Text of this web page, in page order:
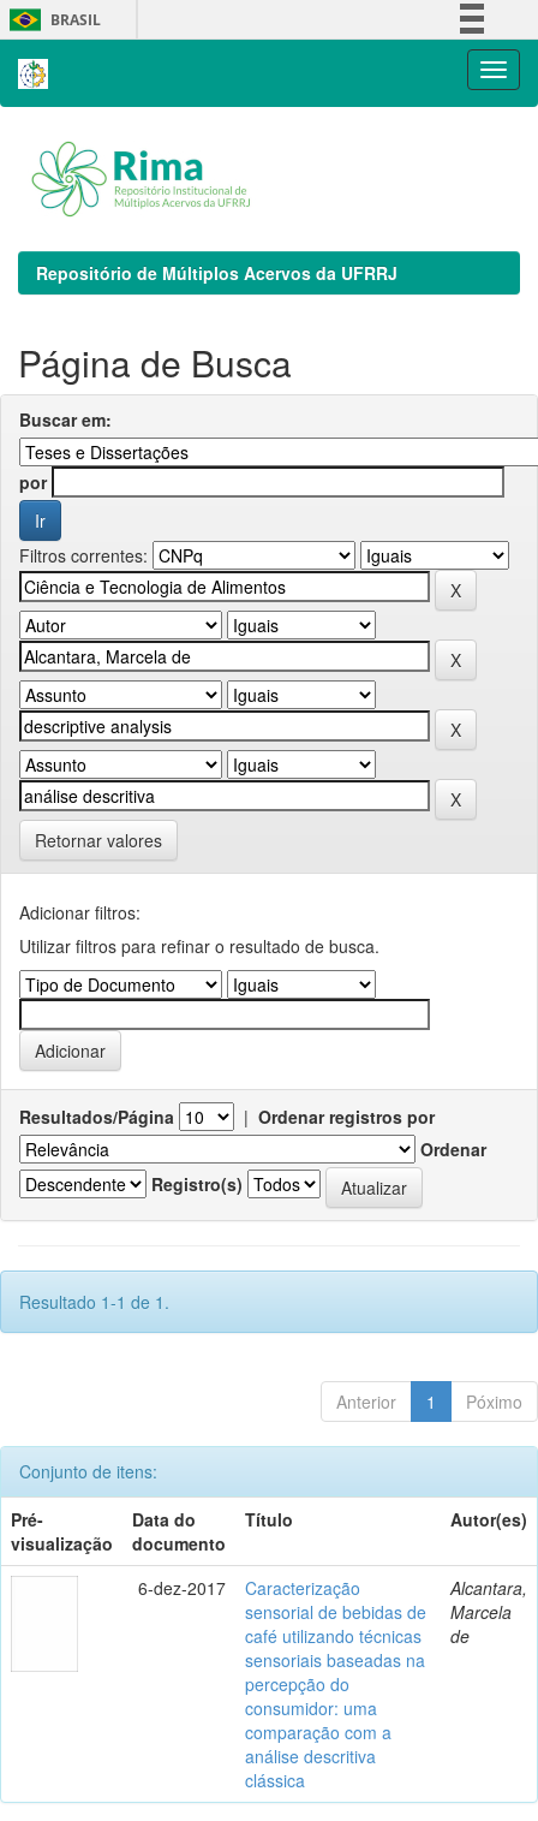
Skip
navigation
BRASIL
Repositório de Múltiplos Acervos da UFRRJ
Página de Busca
Buscar em:
por
Filtros correntes:
Retornar valores
Adicionar filtros:
Utilizar filtros para refinar o resultado de busca.
Resultados/Página | Ordenar registros por
Ordenar
Registro(s)
Resultado 1-1 de 1.
Anterior 1 Póximo
Conjunto de itens:
Pré-
visualização
Data do
documento
Título Autor(es)
6-dez-2017
Caracterização
sensorial de bebidas de
café utilizando técnicas
sensoriais baseadas na
percepção do
consumidor: uma
comparação com a
análise descritiva
clássica
Alcantara,
Marcela
de